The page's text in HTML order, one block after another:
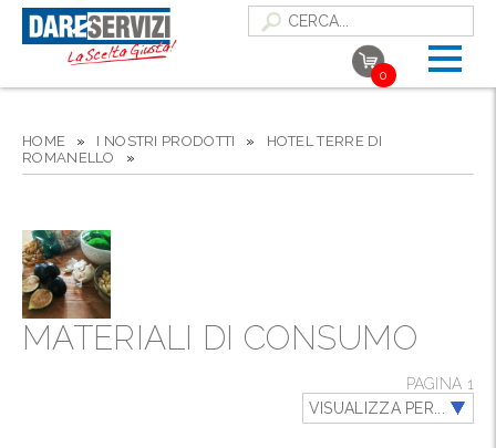
0
HOME » I NOSTRI PRODOTTI » HOTEL TERRE DI
ROMANELLO
»
MATERIALI DI CONSUMO
PAGINA 1
VISUALIZZA PER...